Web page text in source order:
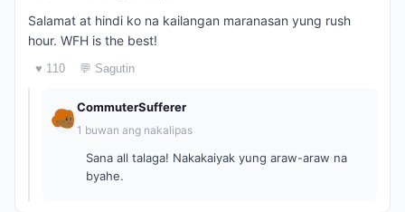
Salamat at hindi ko na kailangan maranasan yung rush
hour. WFH is the best!
♥ 110 💬 Sagutin
CommuterSufferer
1 buwan ang nakalipas
Sana all talaga! Nakakaiyak yung araw-araw na
byahe.